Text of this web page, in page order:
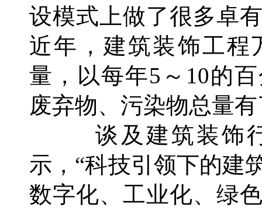
设模式上做了很多卓
近年，建筑装饰工程
量，以每年5～10的
废弃物、污染物总量
谈及建筑装饰行
示，“科技引领下的建
数字化、工业化、绿